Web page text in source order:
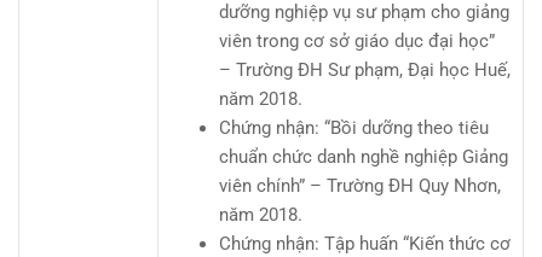
dưỡng nghiệp vụ sư phạm cho giảng
viên trong cơ sở giáo dục đại học”
– Trường ĐH Sư phạm, Đại học Huế,
năm 2018.
Chứng nhận: “Bồi dưỡng theo tiêu
chuẩn chức danh nghề nghiệp Giảng
viên chính” – Trường ĐH Quy Nhơn,
năm 2018.
Chứng nhận: Tập huấn “Kiến thức cơ